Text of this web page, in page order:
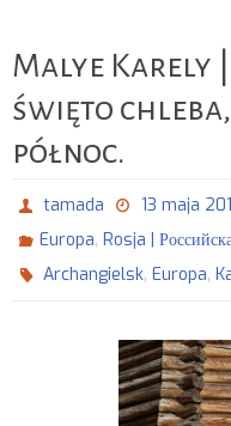
Malye Karely
święto
północ.
tamada
13 maja
Europa,Rosja |
Archangielsk,Europa,